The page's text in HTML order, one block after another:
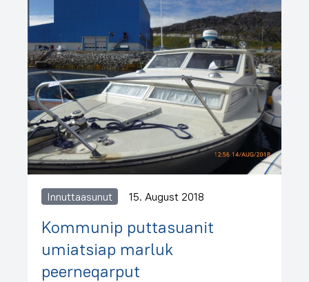
Innuttaasunut 15. August 2018
Kommunip puttasuanit
umiatsiap marluk
peerneqarput